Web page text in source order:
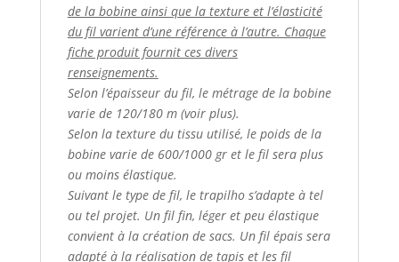
de la bobine ainsi que la texture et l’élasticité
du fil varient d’une référence à l’autre. Chaque
fiche produit fournit ces divers
renseignements.
Selon l’épaisseur du fil, le métrage de la bobine
varie de 120/180 m (voir plus).
Selon la texture du tissu utilisé, le poids de la
bobine varie de 600/1000 gr et le fil sera plus
ou moins élastique.
Suivant le type de fil, le trapilho s’adapte à tel
ou tel projet. Un fil fin, léger et peu élastique
convient à la création de sacs. Un fil épais sera
adapté à la réalisation de tapis et les fil